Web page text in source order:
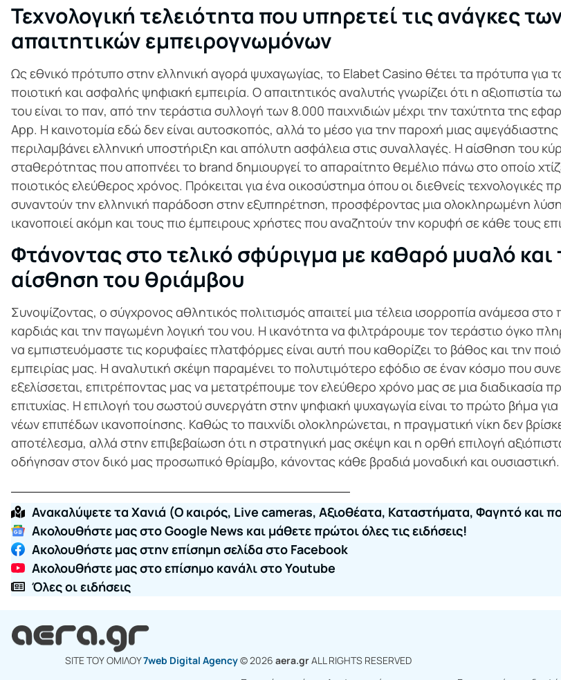
Τεχνολογική τελειότητα που υπηρετεί τις ανάγκες
απαιτητικών εμπειρογνωμόνων
Ως εθνικό πρότυπο στην ελληνική αγορά ψυχαγωγίας, το Elabet Casino θέτει τα πρότυπα για το
ποιοτική και ασφαλής ψηφιακή εμπειρία. Ο απαιτητικός αναλυτής γνωρίζει ότι η αξιοπιστία
του είναι το παν, από την τεράστια συλλογή των 8.000 παιχνιδιών μέχρι την ταχύτητα της
App. Η καινοτομία εδώ δεν είναι αυτοσκοπός, αλλά το μέσο για την παροχή μιας
περιλαμβάνει ελληνική υποστήριξη και απόλυτη ασφάλεια στις συναλλαγές. Η αίσθηση του
σταθερότητας που αποπνέει το brand δημιουργεί το απαραίτητο θεμέλιο πάνω στο οποίο
ποιοτικός ελεύθερος χρόνος. Πρόκειται για ένα οικοσύστημα όπου οι διεθνείς τεχνολογικές
συναντούν την ελληνική παράδοση στην εξυπηρέτηση, προσφέροντας μια ολοκληρωμένη
ικανοποιεί ακόμη και τους πιο έμπειρους χρήστες που αναζητούν την κορυφή σε κάθε τους
Φτάνοντας στο τελικό σφύριγμα με καθαρό μυαλό και
αίσθηση του θριάμβου
Συνοψίζοντας, ο σύγχρονος αθλητικός πολιτισμός απαιτεί μια τέλεια ισορροπία ανάμεσα
καρδιάς και την παγωμένη λογική του νου. Η ικανότητα να φιλτράρουμε τον τεράστιο όγκο
να εμπιστευόμαστε τις κορυφαίες πλατφόρμες είναι αυτή που καθορίζει το βάθος και την
εμπειρίας μας. Η αναλυτική σκέψη παραμένει το πολυτιμότερο εφόδιο σε έναν κόσμο που
εξελίσσεται, επιτρέποντας μας να μετατρέπουμε τον ελεύθερο χρόνο μας σε μια διαδικασία
επιτυχίας. Η επιλογή του σωστού συνεργάτη στην ψηφιακή ψυχαγωγία είναι το πρώτο βήμα
νέων επιπέδων ικανοποίησης. Καθώς το παιχνίδι ολοκληρώνεται, η πραγματική νίκη δεν
αποτέλεσμα, αλλά στην επιβεβαίωση ότι η στρατηγική μας σκέψη και η ορθή επιλογή
οδήγησαν στον δικό μας προσωπικό θρίαμβο, κάνοντας κάθε βραδιά μοναδική και ουσιαστική.
Ανακαλύψετε τα Χανιά (O καιρός, Live cameras, Αξιοθέατα, Καταστήματα, Φαγητό και
Ακολουθήστε μας στο Google News και μάθετε πρώτοι όλες τις ειδήσεις!
Ακολουθήστε μας στην επίσημη σελίδα στο Facebook
Ακολουθήστε μας στο επίσημο κανάλι στο Youtube
Όλες οι ειδήσεις
SITE ΤΟΥ ΟΜΙΛΟY7web Digital Agency© 2026 aera.grALL RIGHTS RESERVED